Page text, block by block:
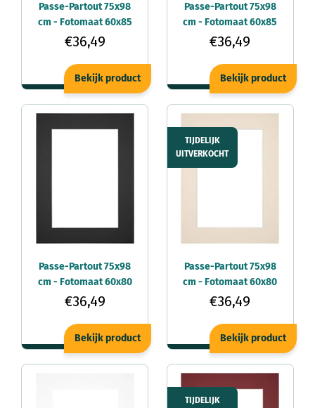
Passe-Partout 75x98
cm - Fotomaat 60x85
cm - Groen Bos - Voor
€36,49
Bekijk product
Passe-Partout 75x98
cm - Fotomaat 60x85
cm - Geel - Voor
€36,49
Bekijk product
Passe-Partout 75x98
cm - Fotomaat 60x80
cm - Zwart - Voor
€36,49
Bekijk product
TIJDELIJK
UITVERKOCHT
Passe-Partout 75x98
cm - Fotomaat 60x80
cm - Teinte - Voor
€36,49
Bekijk product
TIJDELIJK